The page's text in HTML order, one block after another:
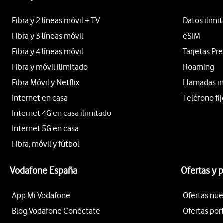
Fibra y 2 líneas móvil + TV
Fibra y 3 líneas móvil
Fibra y 4 líneas móvil
Fibra y móvil ilimitado
Fibra Móvil y Netflix
Internet en casa
Internet 4G en casa ilimitado
Internet 5G en casa
Fibra, móvil y fútbol
Datos
eSIM
Tarjetas
Roaming
Llamadas
Teléfono
Vodafone España
App Mi Vodafone
Blog Vodafone Conéctate
Ofertas y
Ofertas
Ofertas